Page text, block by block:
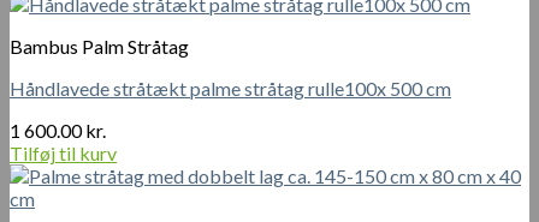
130.00 kr..100.00 kr..
Bambus Palm Stråtag
Håndlavede stråtækt palme stråtag rulle100x 500 cm
1 600.00kr.
Tilføj til kurv